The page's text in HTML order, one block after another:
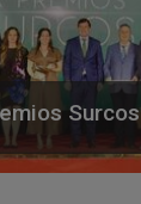
Surcos